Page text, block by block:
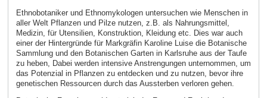
Ethnobotaniker und Ethnomykologen untersuchen wie Menschen in
aller Welt Pflanzen und Pilze nutzen, z.B. als Nahrungsmittel,
Medizin, für Utensilien, Konstruktion, Kleidung etc. Dies war auch
einer der Hintergründe für Markgräfin Karoline Luise die Botanische
Sammlung und den Botanischen Garten in Karlsruhe aus der Taufe
zu heben, Dabei werden intensive Anstrengungen unternommen, um
das Potenzial in Pflanzen zu entdecken und zu nutzen, bevor ihre
genetischen Ressourcen durch das Aussterben verloren gehen.